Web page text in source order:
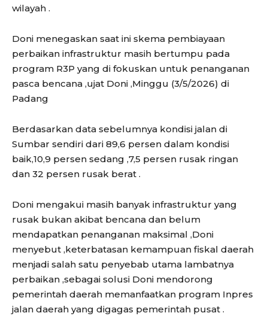
wilayah .
Doni menegaskan saat ini skema pembiayaan
perbaikan infrastruktur masih bertumpu pada
program R3P yang di fokuskan untuk penanganan
pasca bencana ,ujat Doni ,Minggu (3/5/2026) di
Padang
Berdasarkan data sebelumnya kondisi jalan di
Sumbar sendiri dari 89,6 persen dalam kondisi
baik,10,9 persen sedang ,7,5 persen rusak ringan
dan 32 persen rusak berat .
Doni mengakui masih banyak infrastruktur yang
rusak bukan akibat bencana dan belum
mendapatkan penanganan maksimal ,Doni
menyebut ,keterbatasan kemampuan fiskal daerah
menjadi salah satu penyebab utama lambatnya
perbaikan ,sebagai solusi Doni mendorong
pemerintah daerah memanfaatkan program Inpres
jalan daerah yang digagas pemerintah pusat .